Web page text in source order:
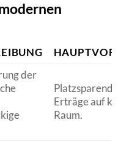
der
Platzsparend,
Erträge auf
Raum.